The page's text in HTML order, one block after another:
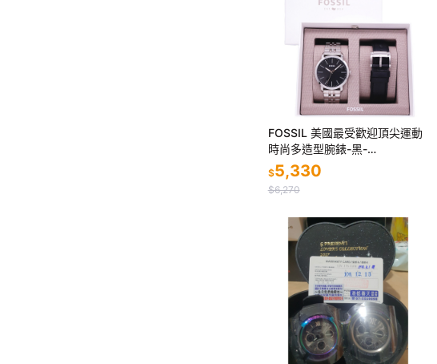
FOSSIL 美國最受歡迎頂尖運動
時尚多造型腕錶-黑-
BQ2466SET【桃園嚴選】
$5,330
$6,270